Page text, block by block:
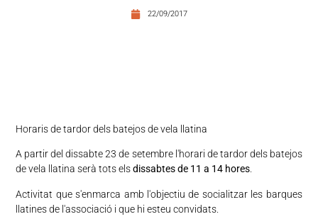
22/09/2017
Horaris de tardor dels batejos de vela llatina
A partir del dissabte 23 de setembre l'horari de tardor dels batejos
de vela llatina serà tots elsdissabtes de 11 a 14 hores.
Activitat que s'enmarca amb l'objectiu de socialitzar les barques
llatines de l'associació i que hi esteu convidats.